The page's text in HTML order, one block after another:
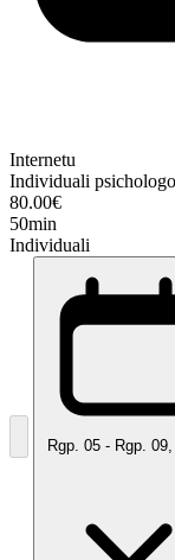
Internetu
Individuali
80.00€
50min
Individuali
Rgp. 05 -